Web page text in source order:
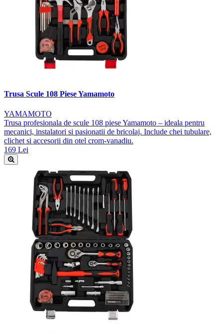
Trusa Scule 108 Piese Yamamoto
YAMAMOTO
Trusa profesionala de scule 108 piese Yamamoto – ideala pentru
mecanici, instalatori si pasionatii de bricolaj. Include chei tubulare,
clichet si accesorii din otel crom-vanadiu.
169 Lei